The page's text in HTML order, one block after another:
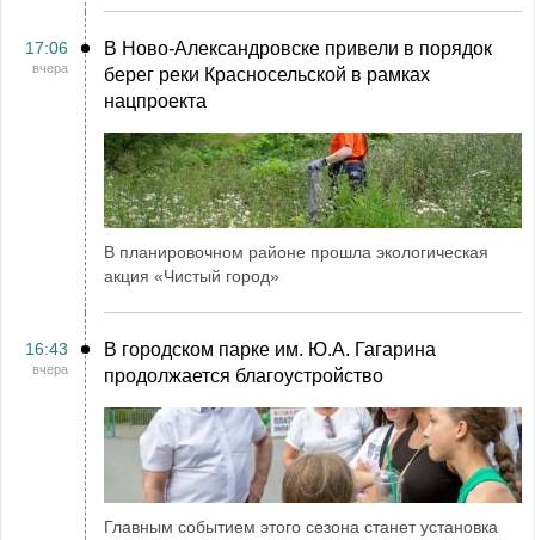
17:06
вчера
В Ново-Александровске привели в порядок
берег реки Красносельской в рамках
нацпроекта
В планировочном районе прошла экологическая
акция «Чистый город»
16:43
вчера
В городском парке им. Ю.А. Гагарина
продолжается благоустройство
Главным событием этого сезона станет установка